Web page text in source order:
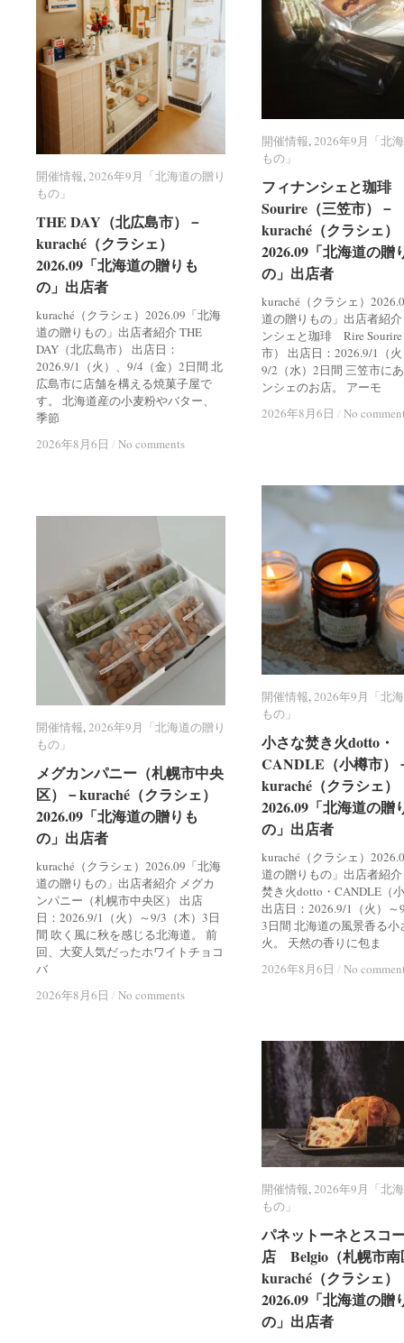
開催情報,2026年9月「北海道の贈り
もの」
THE DAY（北広島市）－
kuraché（クラシェ）
2026.09「北海道の贈りも
の」出店者
kuraché（クラシェ）2026.09「北海
道の贈りもの」出店者紹介 THE
DAY（北広島市） 出店日：
2026.9/1（火）、9/4（金）2日間 北
広島市に店舗を構える焼菓子屋で
す。 北海道産の小麦粉やバター、
季節
2026年8月6日 / No comments
開催情報 2026年9月「北海道の贈り
もの」
THE DAY（北広島市）－
kuraché（クラシェ）
2026.09「北海道の贈りも
の」出店者
2026年8月6日 / No comments
開催情報,2026年9月「北
もの」
フィナンシェと珈
Sourire（三笠市）－
kuraché（クラシェ）
2026.09「北海道の贈
の」出店者
kuraché（クラシェ）
道の贈りもの」出店者紹
ンシェと珈琲 Rire
市） 出店日：2026.9/1（
9/2（水）2日間 三笠市に
ンシェのお店。 アーモ
2026年8月6日 / No
開催情報 2026年9月「北
もの」
フィナンシェと珈
Sourire（三笠市）－
kuraché（クラシェ）
2026.09「北海道の贈
の」出店者
2026年8月6日 / No
開催情報,2026年9月「北
もの」
小さな焚き火dotto・
CANDLE（小樽市）
kuraché（クラシェ）
2026.09「北海道の贈
の」出店者
kuraché（クラシェ）
道の贈りもの」出店者紹
焚き火dotto・CANDLE（
出店日：2026.9/1（火）～
3日間 北海道の風景香る小
火。 天然の香りに包ま
2026年8月6日 / No
開催情報 2026年9月「北
もの」
小さな焚き火dotto・
CANDLE（小樽市）
kuraché（クラシェ）
2026.09「北海道の贈
の」出店者
2026年8月6日 / No
開催情報,2026年9月「北海道の贈り
もの」
メグカンパニー（札幌市中央
区）－kuraché（クラシェ）
2026.09「北海道の贈りも
の」出店者
kuraché（クラシェ）2026.09「北海
道の贈りもの」出店者紹介 メグカ
ンパニー（札幌市中央区） 出店
日：2026.9/1（火）～9/3（木）3日
間 吹く風に秋を感じる北海道。 前
回、大変人気だったホワイトチョコ
バ
2026年8月6日 / No comments
開催情報 2026年9月「北海道の贈り
もの」
メグカンパニー（札幌市中央
区）－kuraché（クラシェ）
2026.09「北海道の贈りも
の」出店者
2026年8月6日 / No comments
開催情報,2026年9月「北
もの」
パネットーネとスコ
店 Belgio（札幌市南
kuraché（クラシェ）
2026.09「北海道の贈
の」出店者
開催情報 2026年9月「北
もの」
パネットーネとスコ
店 Belgio（札幌市南
kuraché（クラシェ）
2026.09「北海道の贈
の」出店者